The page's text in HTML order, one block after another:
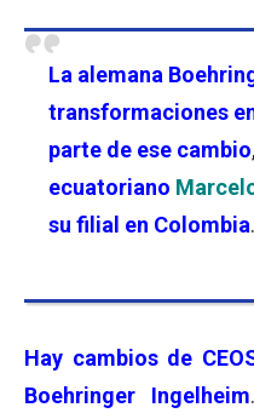
La alemana
transformaciones
parte de ese cambio,
ecuatoriano
su filial en Colombia
Hay cambios de
Boehringer Ingelheim